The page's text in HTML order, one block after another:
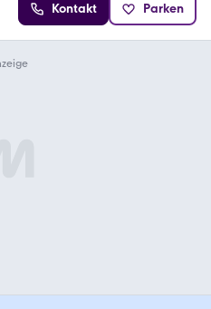
Kontakt Parken